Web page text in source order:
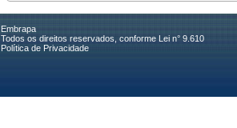
Embrapa
Todos os direitos reservados, conforme Lei n° 9.610
Política de Privacidade